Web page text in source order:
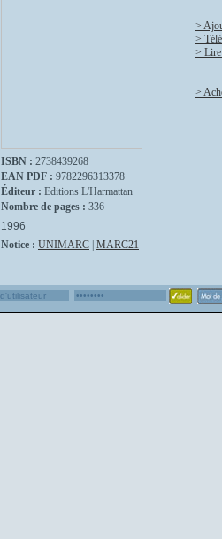
ISBN : 2738439268
EAN PDF : 9782296313378
Éditeur : Editions L'Harmattan
Nombre de pages : 336
1996
Notice : UNIMARC MARC21
>
>
> Lire
>